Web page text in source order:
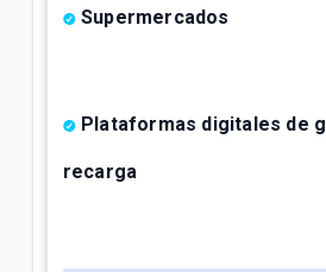
Supermercados
Plataformas digitales de
recarga